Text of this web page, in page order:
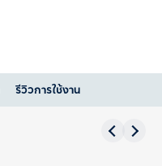
รีวิวการใช้งาน